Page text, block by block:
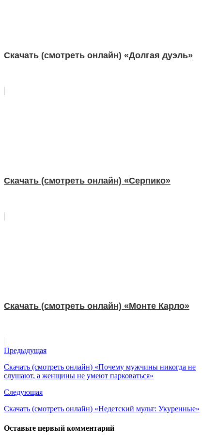
Скачать (смотреть онлайн) «Долгая дуэль»
Скачать (смотреть онлайн) «Серпико»
Скачать (смотреть онлайн) «Монте Карло»
Предыдущая
Скачать (смотреть онлайн) «Почему мужчины никогда не
слушают, а женщины не умеют парковаться»
Следующая
Скачать (смотреть онлайн) «Недетский мульт: Укуренные»
Оставьте первый комментарий